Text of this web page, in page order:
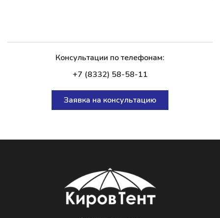
Консультации по телефонам:
+7 (8332) 58-58-11
Заявка на консультацию